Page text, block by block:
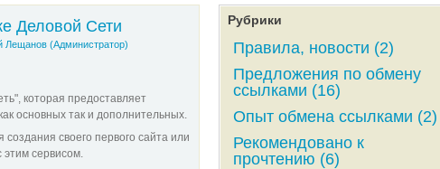
Деловой Сети
Лещанов (Администратор)
которая предоставляет
основных так и дополнительных.
своего первого сайта или
сервисом.
Рубрики
Правила, новости (2)
Предложения по обмену
ссылками (16)
Опыт обмена ссылками (2)
Рекомендовано к
прочтению (6)